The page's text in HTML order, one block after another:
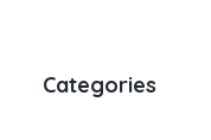
Categories